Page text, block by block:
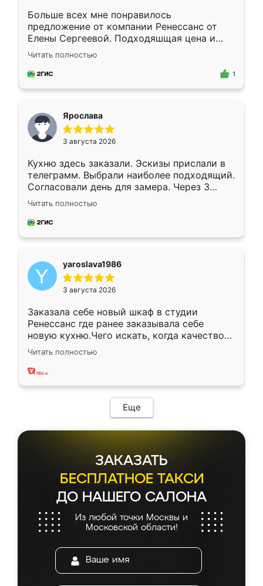
Больше всех мне понравилось
предложение от компании Ренессанс от
Елены Сергеевой. Подходяшщая цена и
короткие сроки изготовления. Приехавший
для замера сотрудник Владислав
предложил по моему эскизу самый
Читать полностью
1
Ярослава
3 августа 2026
Кухню здесь заказали. Эскизы прислали в
телеграмм. Выбрали наиболее подходящий.
Согласовали день для замера. Через 3
недели кухня была уже готова. Остались
довольны работой. Спасибо Ренессанс
мебель за качественную работу!
Читать полностью
yaroslava1986
3 августа 2026
Заказала себе новый шкаф в студии
Ренессанс где ранее заказывала себе
новую кухню.Чего искать, когда качеством
вполне довольна. Служит кухня уже почти
два года, нареканий нет.
Читать полностью
Еще
ЗАКАЗАТЬ
БЕСПЛАТНОЕ ТАКСИ
ДО НАШЕГО САЛОНА
Из любой точки Москвы и
Московской области!